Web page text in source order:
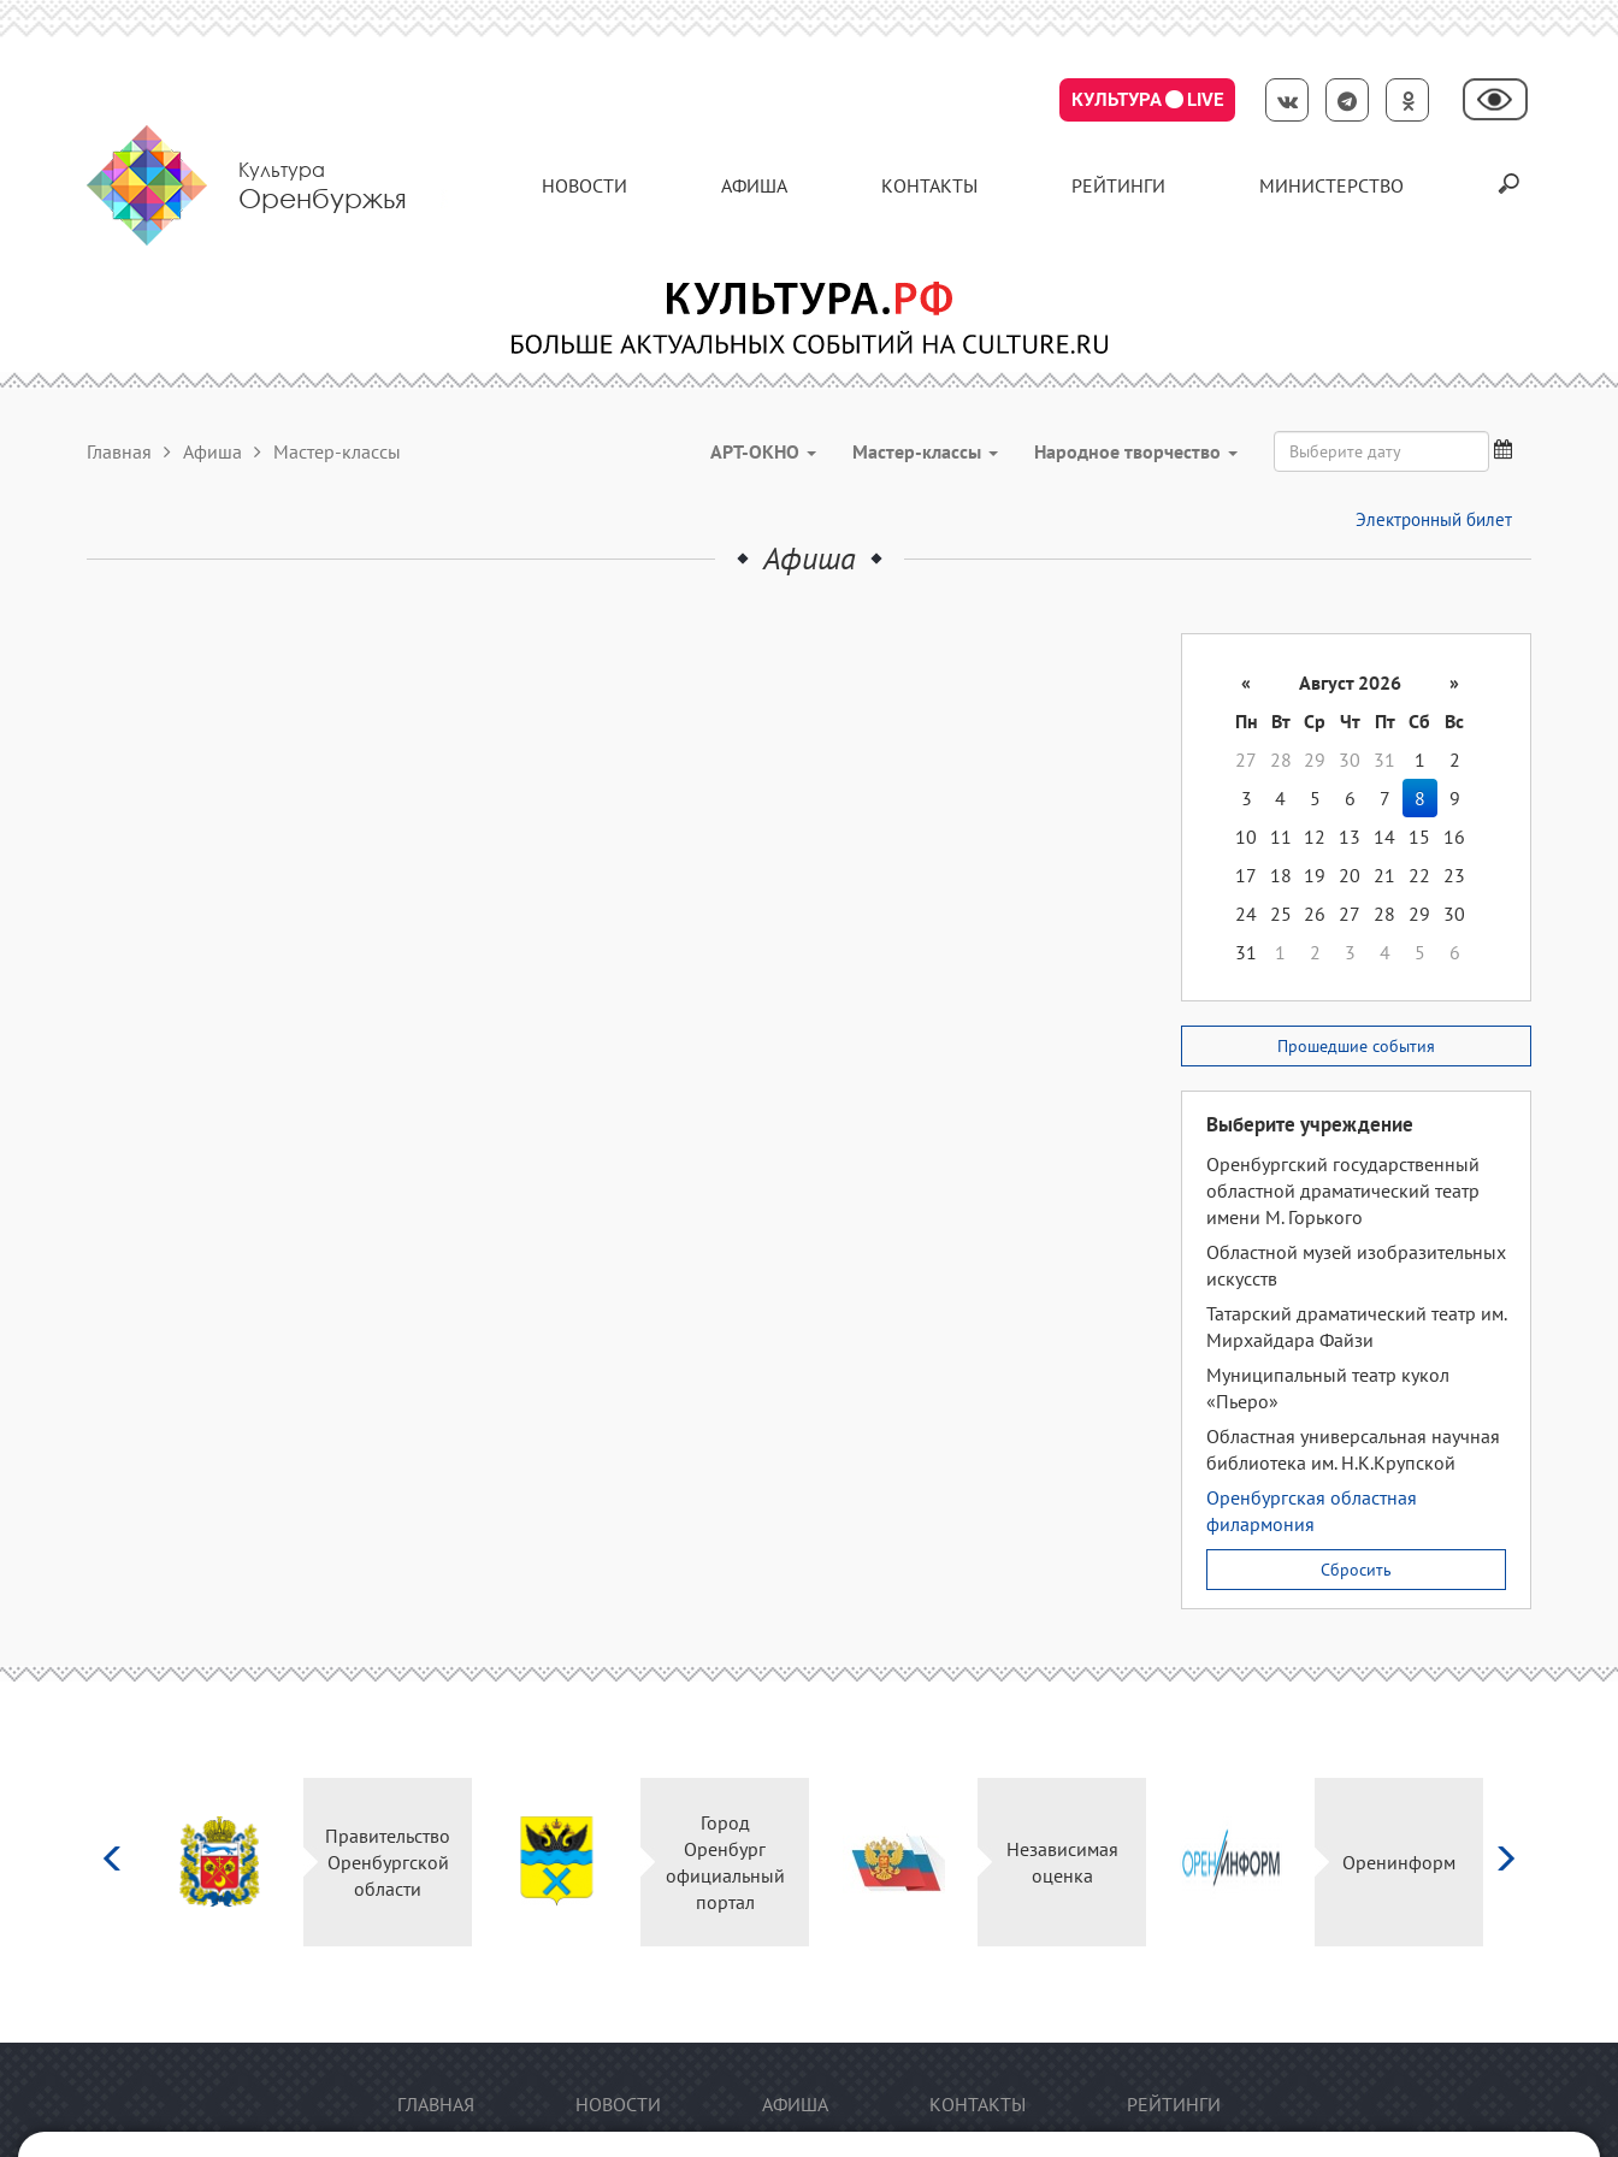
КУЛЬТУРА LIVE
Культура
Оренбуржья НОВОСТИ АФИША КОНТАКТЫ РЕЙТИНГИ МИНИСТЕРСТВО
Главная Афиша Мастер-классы АРТ-ОКНО Мастер-классы Народное творчество
Электронный билет
Афиша
« Август 2026
»
Пн
Вт Ср Чт Пт Сб
Вс
27
28 29 30 31 1
2
3
4 5 6 7 8
9
10
11 12 13 14 15
16
17
18 19 20 21 22
23
24 25 26 27 28 29
30
31
1 2 3 4 5 6
Прошедшие события
Выберите учреждение
Оренбургский государственный
областной драматический театр
имени М. Горького
Областной музей изобразительных
искусств
Татарский драматический театр им.
Мирхайдара Файзи
Муниципальный театр кукол
«Пьеро»
Областная универсальная научная
библиотека им. Н.К.Крупской
Оренбургская областная
филармония
Сбросить
Правительство
Оренбургской
области
Город
Оренбург
официальный
портал
Независимая
оценка
Оренинформ
ГЛАВНАЯ НОВОСТИ АФИША КОНТАКТЫ РЕЙТИНГИ